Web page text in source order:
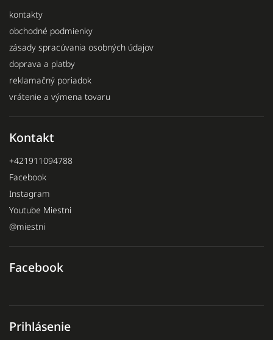
kontakty
obchodné podmienky
zásady spracúvania osobných údajov
doprava a platby
reklamačný poriadok
vrátenie a výmena tovaru
Kontakt
+421911094788
Facebook
Instagram
Youtube Miestni
@miestni
Facebook
Prihlásenie